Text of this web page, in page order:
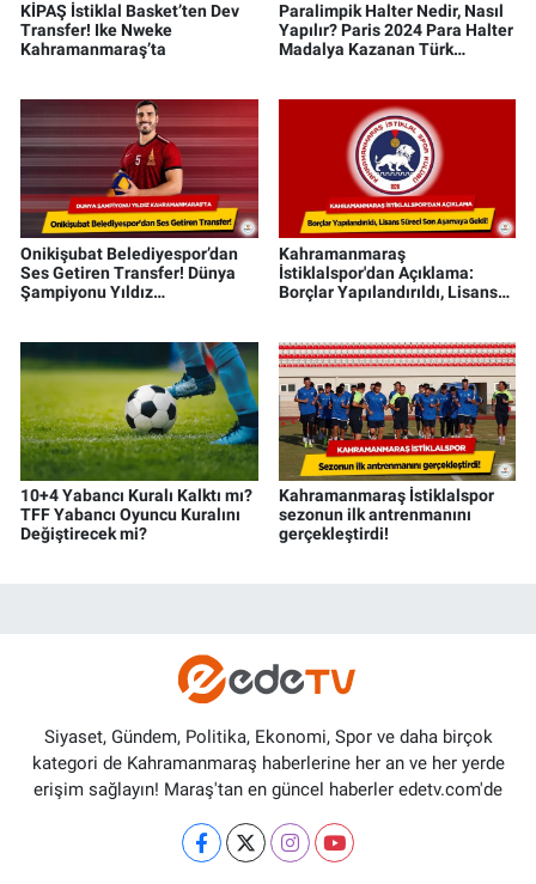
KİPAŞ İstiklal Basket’ten Dev
Transfer! Ike Nweke
Kahramanmaraş’ta
Paralimpik Halter Nedir, Nasıl
Yapılır? Paris 2024 Para Halter
Madalya Kazanan Türk
Onikişubat Belediyespor’dan
Ses Getiren Transfer! Dünya
Şampiyonu Yıldız
Kahramanmaraş
İstiklalspor'dan Açıklama:
Borçlar Yapılandırıldı, Lisans
10+4 Yabancı Kuralı Kalktı mı?
TFF Yabancı Oyuncu Kuralını
Değiştirecek mi?
Kahramanmaraş İstiklalspor
sezonun ilk antrenmanını
gerçekleştirdi!
Siyaset, Gündem, Politika, Ekonomi, Spor ve daha birçok
kategori de Kahramanmaraş haberlerine her an ve her yerde
erişim sağlayın! Maraş'tan en güncel haberler edetv.com'de